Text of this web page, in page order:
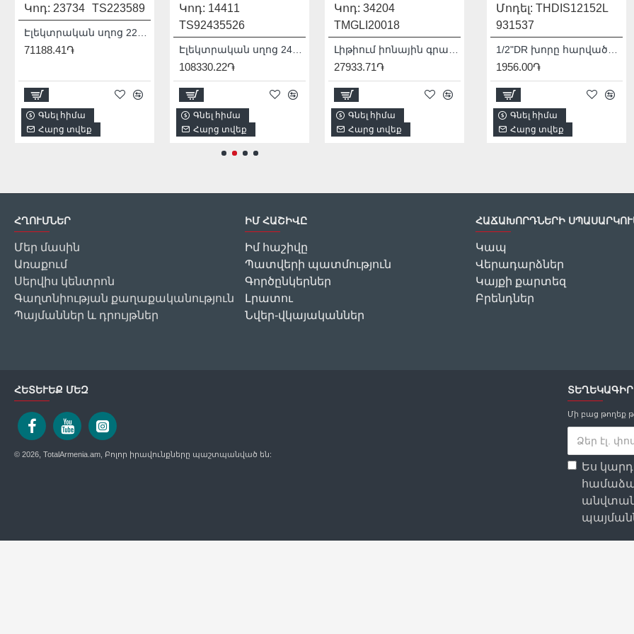
Կոդ: 23734 TS223589
71188.41֏
Գնել հիմա
Հարց տվեք
Կոդ: 14411
TS92435526
108330.22֏
Գնել հիմա
Հարց տվեք
Կոդ: 34204
TMGLI20018
27933.71֏
Գնել հիմա
Հարց տվեք
Կոդ: 24408
TMGLI12011
Լիթիում իոնային հղկող մեքենա 12Վ
28668.83֏
Գնել հիմա
Հարց տվեք
Մոդել: THDIS12222L
931541
1/2
2256.00֏
Գնել հիմա
Հարց տվեք
Մոդել: THDIS12122L
931536
1722.00֏
Գնել հիմա
Հարց տվեք
Մոդել: THDIS12152L
931537
1956.00֏
Գնել հիմա
Հարց տվեք
ՀՂՈՒՄՆԵՐ
Մեր մասին
Առաքում
Սերվիս կենտրոն
Գաղտնիության քաղաքականություն
Պայմաններ և դրույթներ
ԻՄ ՀԱՇԻՎԸ
Իմ հաշիվը
Պատվերի պատմություն
Գործընկերներ
Լրատու
Նվեր-վկայականներ
ՀԱՃԱԽՈՐԴՆԵՐԻ
Կապ
Վերադարձներ
Կայքի քարտեզ
Բրենդներ
ՀԵՏԵՒԵՔ ՄԵԶ
© 2026, TotalArmenia.am, Բոլոր իրավունքները պաշտպանված են:
ՏԵՂԵԿԱԳԻՐ
Մի բաց թողեք
Ես